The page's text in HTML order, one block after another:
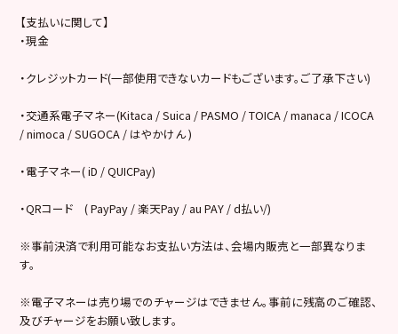
【支払いに関して】
・現金
・クレジットカード(一部使用できないカードもございます。ご了承下さい)
・交通系電子マネー(Kitaca / Suica / PASMO / TOICA / manaca / ICOCA
/ nimoca / SUGOCA / はやかけん )
・電子マネー( iD / QUICPay)
・QRコード ( PayPay / 楽天Pay / au PAY / d払い/)
※事前決済で利用可能なお支払い方法は、会場内販売と一部異なりま
す。
※電子マネーは売り場でのチャージはできません。事前に残高のご確認、
及びチャージをお願い致します。